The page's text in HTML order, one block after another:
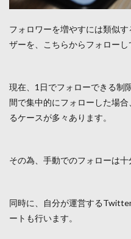
フォロワーを増やすには類似
ザーを、こちらからフォローし
現在、1日でフォローできる制
間で集中的にフォローした場
るケースが多々あります。
その為、手動でのフォローは十
同時に、自分が運営する
ートも行います。